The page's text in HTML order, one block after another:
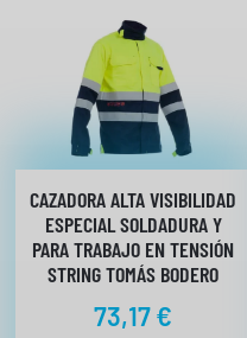
CAZADORA ALTA VISIBILIDAD
ESPECIAL SOLDADURA Y
PARA TRABAJO EN TENSIÓN
STRING TOMÁS BODERO
73,17€